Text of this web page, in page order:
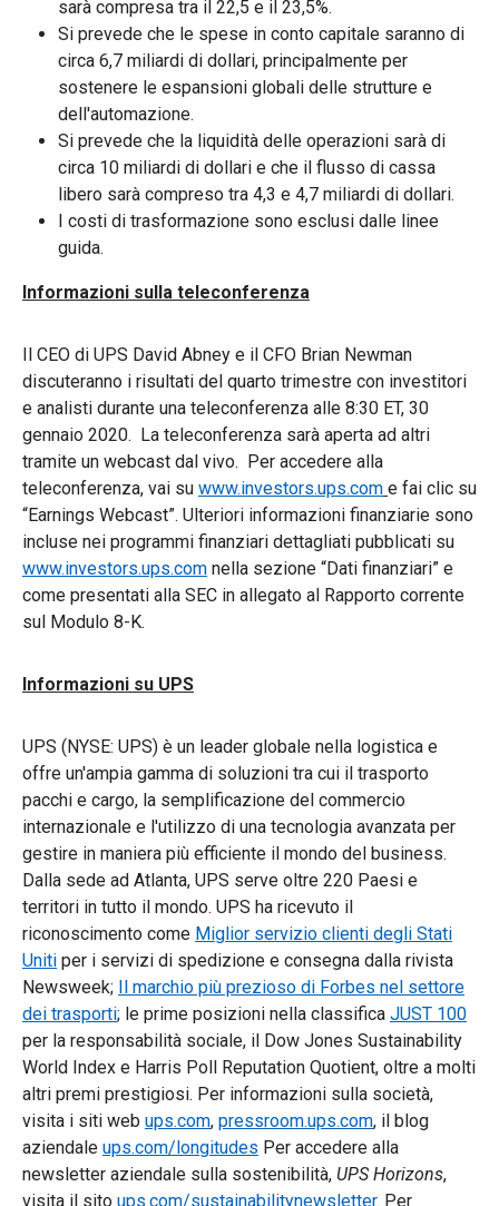
sarà compresa tra il 22,5 e il 23,5%.
Si prevede che le spese in conto capitale saranno di
circa 6,7 miliardi di dollari, principalmente per
sostenere le espansioni globali delle strutture e
dell'automazione.
Si prevede che la liquidità delle operazioni sarà di
circa 10 miliardi di dollari e che il flusso di cassa
libero sarà compreso tra 4,3 e 4,7 miliardi di dollari.
I costi di trasformazione sono esclusi dalle linee
guida.
Informazioni sulla teleconferenza
Il CEO di UPS David Abney e il CFO Brian Newman
discuteranno i risultati del quarto trimestre con investitori
e analisti durante una teleconferenza alle 8:30 ET, 30
gennaio 2020. La teleconferenza sarà aperta ad altri
tramite un webcast dal vivo. Per accedere alla
teleconferenza, vai su www.investors.ups.com e fai clic su
“Earnings Webcast”. Ulteriori informazioni finanziarie sono
incluse nei programmi finanziari dettagliati pubblicati su
www.investors.ups.com nella sezione “Dati finanziari” e
come presentati alla SEC in allegato al Rapporto corrente
sul Modulo 8-K.
Informazioni su UPS
UPS (NYSE: UPS) è un leader globale nella logistica e
offre un'ampia gamma di soluzioni tra cui il trasporto
pacchi e cargo, la semplificazione del commercio
internazionale e l'utilizzo di una tecnologia avanzata per
gestire in maniera più efficiente il mondo del business.
Dalla sede ad Atlanta, UPS serve oltre 220 Paesi e
territori in tutto il mondo. UPS ha ricevuto il
riconoscimento come Miglior servizio clienti degli Stati
Uniti per i servizi di spedizione e consegna dalla rivista
Newsweek; Il marchio più prezioso di Forbes nel settore
dei trasporti; le prime posizioni nella classifica JUST 100
per la responsabilità sociale, il Dow Jones Sustainability
World Index e Harris Poll Reputation Quotient, oltre a molti
altri premi prestigiosi. Per informazioni sulla società,
visita i siti web ups.com, pressroom.ups.com, il blog
aziendale ups.com/longitudes Per accedere alla
newsletter aziendale sulla sostenibilità, UPS Horizons,
visita il sito ups.com/sustainabilitynewsletter. Per